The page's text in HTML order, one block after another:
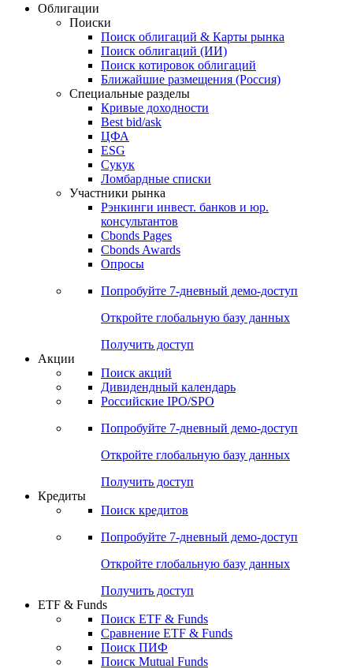
Облигации
Поиски
Поиск облигаций & Карты рынка
Поиск облигаций (ИИ)
Поиск котировок облигаций
Ближайшие размещения (Россия)
Специальные разделы
Кривые доходности
Best bid/ask
ЦФА
ESG
Сукук
Ломбардные списки
Участники рынка
Рэнкинги инвест. банков и юр.
консультантов
Cbonds Pages
Cbonds Awards
Опросы
Попробуйте 7-дневный демо-доступ
Откройте глобальную базу данных
Получить доступ
Акции
Поиск акций
Дивидендный календарь
Российские IPO/SPO
Попробуйте 7-дневный демо-доступ
Откройте глобальную базу данных
Получить доступ
Кредиты
Поиск кредитов
Попробуйте 7-дневный демо-доступ
Откройте глобальную базу данных
Получить доступ
ETF & Funds
Поиск ETF & Funds
Сравнение ETF & Funds
Поиск ПИФ
Поиск Mutual Funds